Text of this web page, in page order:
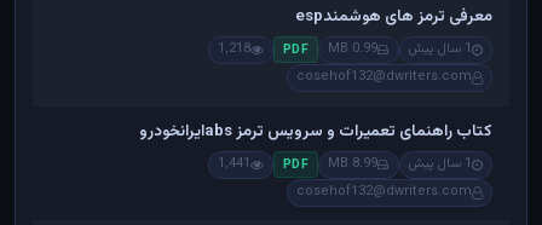
معرفی ترمز های هوشمندesp
1 سال پیش 0.99 MB
PDF
1,218
cosehof132@dwriters.com
کتاب راهنمای تعمیرات و سرویس ترمز absایرانخودرو
1 سال پیش 8.99 MB
PDF
1,441
cosehof132@dwriters.com